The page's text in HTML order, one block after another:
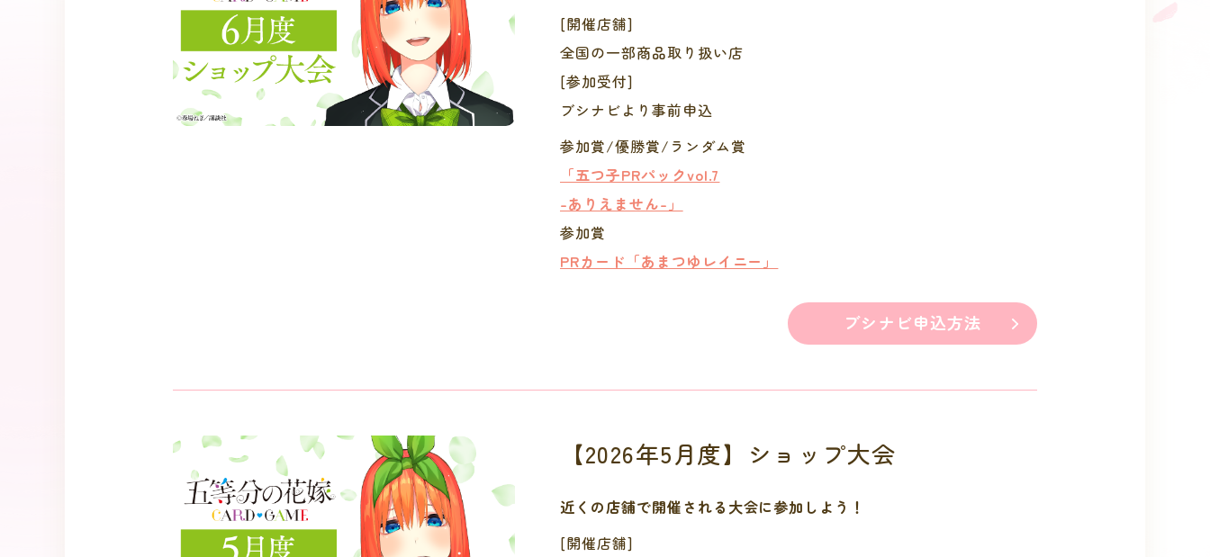
[開催店舗]
全国の一部商品取り扱い店
[参加受付]
ブシナビより事前申込
参加賞/優勝賞/ランダム賞
「五つ子PRパックvol.7
-ありえません-」
参加賞
PRカード「あまつゆレイニー」
ブシナビ申込方法
【2026年5月度】ショップ大会
近くの店舗で開催される大会に参加しよう！
[開催店舗]